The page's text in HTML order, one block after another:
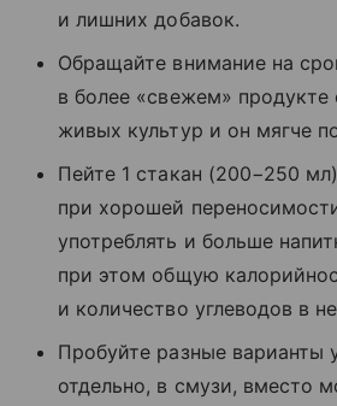
и лишних добавок.
Обращайте внимание на
в более «свежем»
живых культур и он мягче
Пейте 1 стакан (200−250
при хорошей
употреблять и больше
при этом общую
и количество углеводов в
Пробуйте разные варианты
отдельно, в смузи, вместо